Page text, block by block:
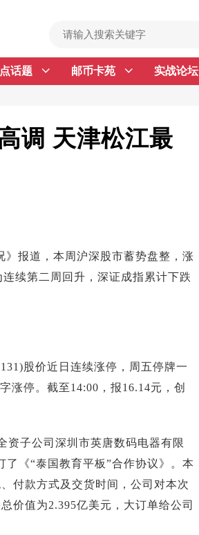
首 页
钱币行情
话题 邮币卡苑 实战论坛
调 天津松江最
报道，本周沪深股市蓄势盘整，涨
续第二周回升，深证成指累计下跌
股价近日连续涨停，周五停牌一
涨停。截至14:00，报16.14元，创
子公司深圳市英唐数码电器有限
《“泰国教育平板”合作协议》。本
付款方式及交货时间，公司对本次
价值为2.395亿美元，大订单给公司